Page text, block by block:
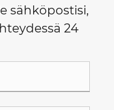
sähköpostisi,
24